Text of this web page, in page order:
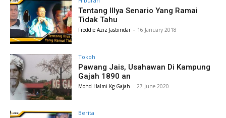
Tentang Illya Senario Yang Ramai
Tidak Tahu
Freddie Aziz Jasbindar - 16 January 2018
Tokoh
Pawang Jais, Usahawan Di Kampung
Gajah 1890 an
Mohd Halmi Kg Gajah - 27 June 2020
Berita